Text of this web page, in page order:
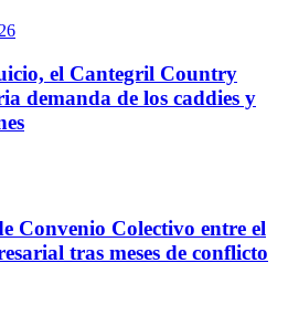
el Cantegril Country
demanda de los caddies y
Convenio Colectivo entre el
tras meses de conflicto